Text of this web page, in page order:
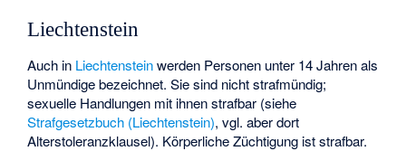
Liechtenstein
Auch in Liechtensteinwerden Personen unter 14 Jahren als
Unmündige bezeichnet. Sie sind nicht strafmündig;
sexuelle Handlungen mit ihnen strafbar (siehe
Strafgesetzbuch (Liechtenstein), vgl. aber dort
Alterstoleranzklausel). Körperliche Züchtigung ist strafbar.